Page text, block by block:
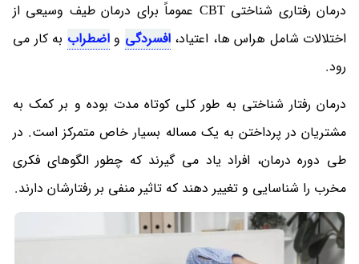
درمان رفتاری شناختی CBT عموماً برای درمان طیف وسیعی از
اختلالات شامل هراس ها، اعتیاد،افسردگی واضطراب به کار می
رود.
درمان رفتار شناختی به طور کلی کوتاه مدت بوده و بر کمک به
مشتریان در پرداختن به یک مساله بسیار خاص متمرکز است. در
طی دوره درمان، افراد یاد می گیرند که چطور الگوهای فکری
مخرب را شناسایی و تغییر دهند که تاثیر منفی بر رفتارشان دارند.